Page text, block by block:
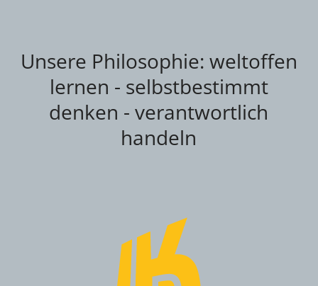
Unsere Philosophie: weltoffen
lernen - selbstbestimmt
denken - verantwortlich
handeln